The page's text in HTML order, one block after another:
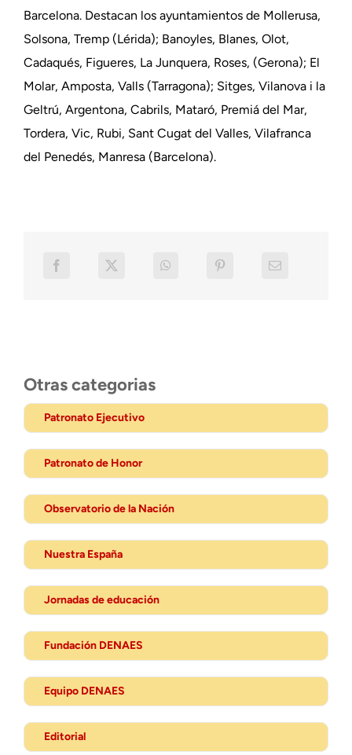
Barcelona. Destacan los ayuntamientos de Mollerusa,
Solsona, Tremp (Lérida); Banoyles, Blanes, Olot,
Cadaqués, Figueres, La Junquera, Roses, (Gerona); El
Molar, Amposta, Valls (Tarragona); Sitges, Vilanova i la
Geltrú, Argentona, Cabrils, Mataró, Premiá del Mar,
Tordera, Vic, Rubi, Sant Cugat del Valles, Vilafranca
del Penedés, Manresa (Barcelona).
Otras categorias
Patronato Ejecutivo
Patronato de Honor
Observatorio de la Nación
Nuestra España
Jornadas de educación
Fundación DENAES
Equipo DENAES
Editorial